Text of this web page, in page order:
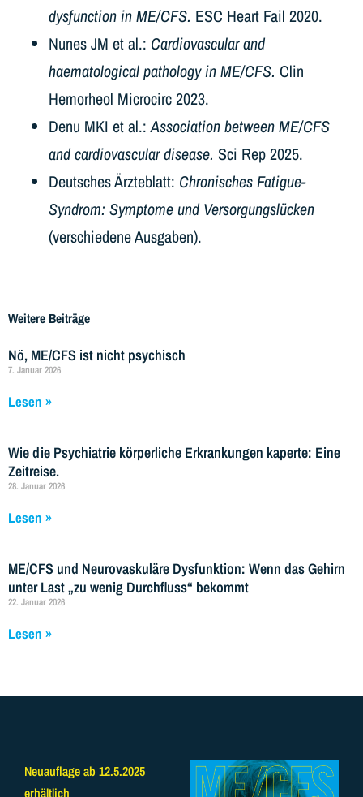
dysfunction in ME/CFS. ESC Heart Fail 2020.
Nunes JM et al.: Cardiovascular and
haematological pathology in ME/CFS. Clin
Hemorheol Microcirc 2023.
Denu MKI et al.:Association between ME/CFS
and cardiovascular disease. Sci Rep 2025.
Deutsches Ärzteblatt: Chronisches Fatigue-
Syndrom: Symptome und Versorgungslücken
(verschiedene Ausgaben).
Weitere Beiträge
Nö, ME/CFS ist nicht psychisch
7. Januar 2026
Lesen »
Wie die Psychiatrie körperliche Erkrankungen kaperte: Eine
Zeitreise.
28. Januar 2026
Lesen »
ME/CFS und Neurovaskuläre Dysfunktion: Wenn das Gehirn
unter Last „zu wenig Durchfluss“ bekommt
22. Januar 2026
Lesen »
Neuauflage ab 12.5.2025
erhältlich